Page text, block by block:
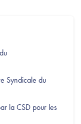
Syndicale du
la CSD pour les